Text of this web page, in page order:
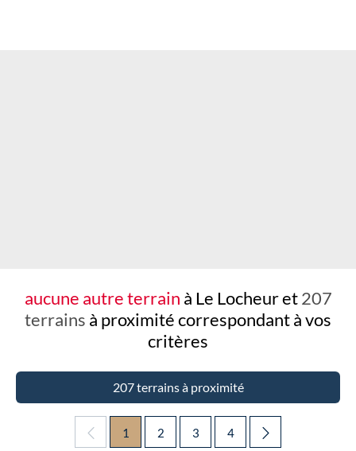
aucune autre terrain à Le Locheur et207
terrains à proximitécorrespondant à vos
critères
207 terrains à proximité
1 2 3 4